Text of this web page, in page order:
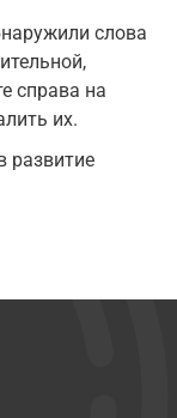
слова
справа на
их.
развитие